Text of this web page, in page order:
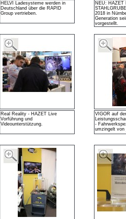
HELVI Ladesysteme werden in
Deutschland über die RAPID
Group vertrieben.
NEU: HAZET
2018 in
Generation
vorgestellt.
Real Reality - HAZET Live
Vorführung und
Videounterstützung.
VIGOR auf
-
umzingelt von